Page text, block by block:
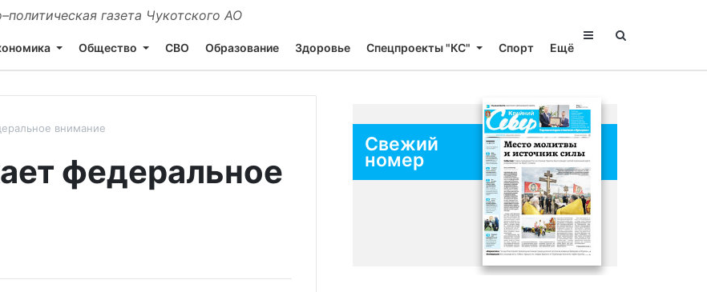
газета Чукотского АО
Общество СВО Образование Здоровье Спецпроекты "КС" Спорт Ещё
внимание
федеральное
Свежий
номер